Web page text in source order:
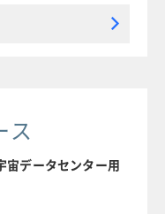
ス
宙データセンター用